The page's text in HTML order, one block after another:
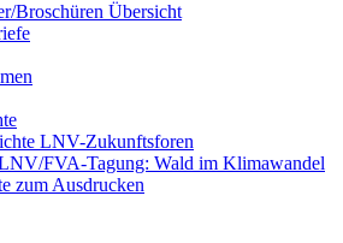
Broschüren Übersicht
LNV-Zukunftsforen
FVA-Tagung: Wald im Klimawandel
zum Ausdrucken